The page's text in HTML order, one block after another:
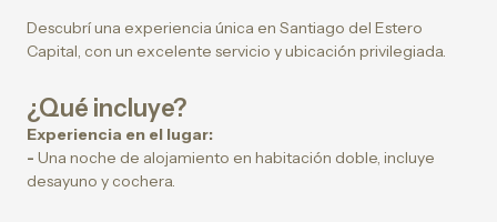
Descubrí una experiencia única en Santiago del Estero
Capital, con un excelente servicio y ubicación privilegiada.
¿Qué incluye?
Experiencia en el lugar:
- Una noche de alojamiento en habitación doble, incluye
desayuno y cochera.